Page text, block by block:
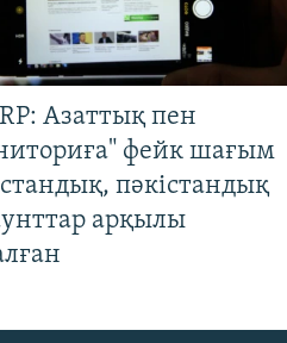
Азаттық пен
фейк шағым
пәкістандық
арқылы